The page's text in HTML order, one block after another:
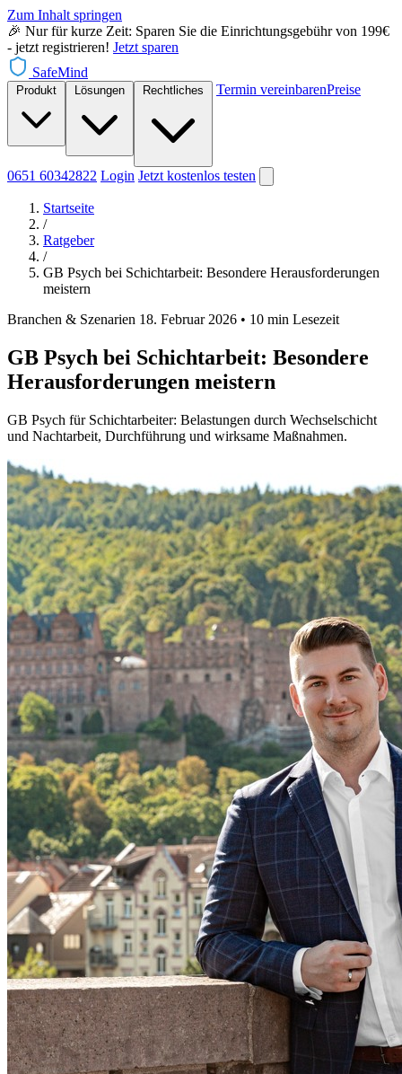
Zum Inhalt springen
🎉 Nur für kurze Zeit: Sparen Sie die Einrichtungsgebühr von 199€
- jetzt registrieren! Jetzt sparen
SafeMind
Termin vereinbarenPreise
0651 60342822 Login Jetzt kostenlos testen
Startseite
/
Ratgeber
/
GB Psych bei Schichtarbeit: Besondere Herausforderungen
meistern
Branchen & Szenarien 18. Februar 2026 • 10 min Lesezeit
GB Psych bei Schichtarbeit: Besondere
Herausforderungen meistern
GB Psych für Schichtarbeiter: Belastungen durch Wechselschicht
und Nachtarbeit, Durchführung und wirksame Maßnahmen.